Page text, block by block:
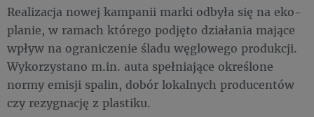
Realizacja nowej kampanii marki odbyła się na eko-
planie, w ramach którego podjęto działania mające
wpływ na ograniczenie śladu węglowego produkcji.
Wykorzystano m.in. auta spełniające określone
normy emisji spalin, dobór lokalnych producentów
czy rezygnację z plastiku.